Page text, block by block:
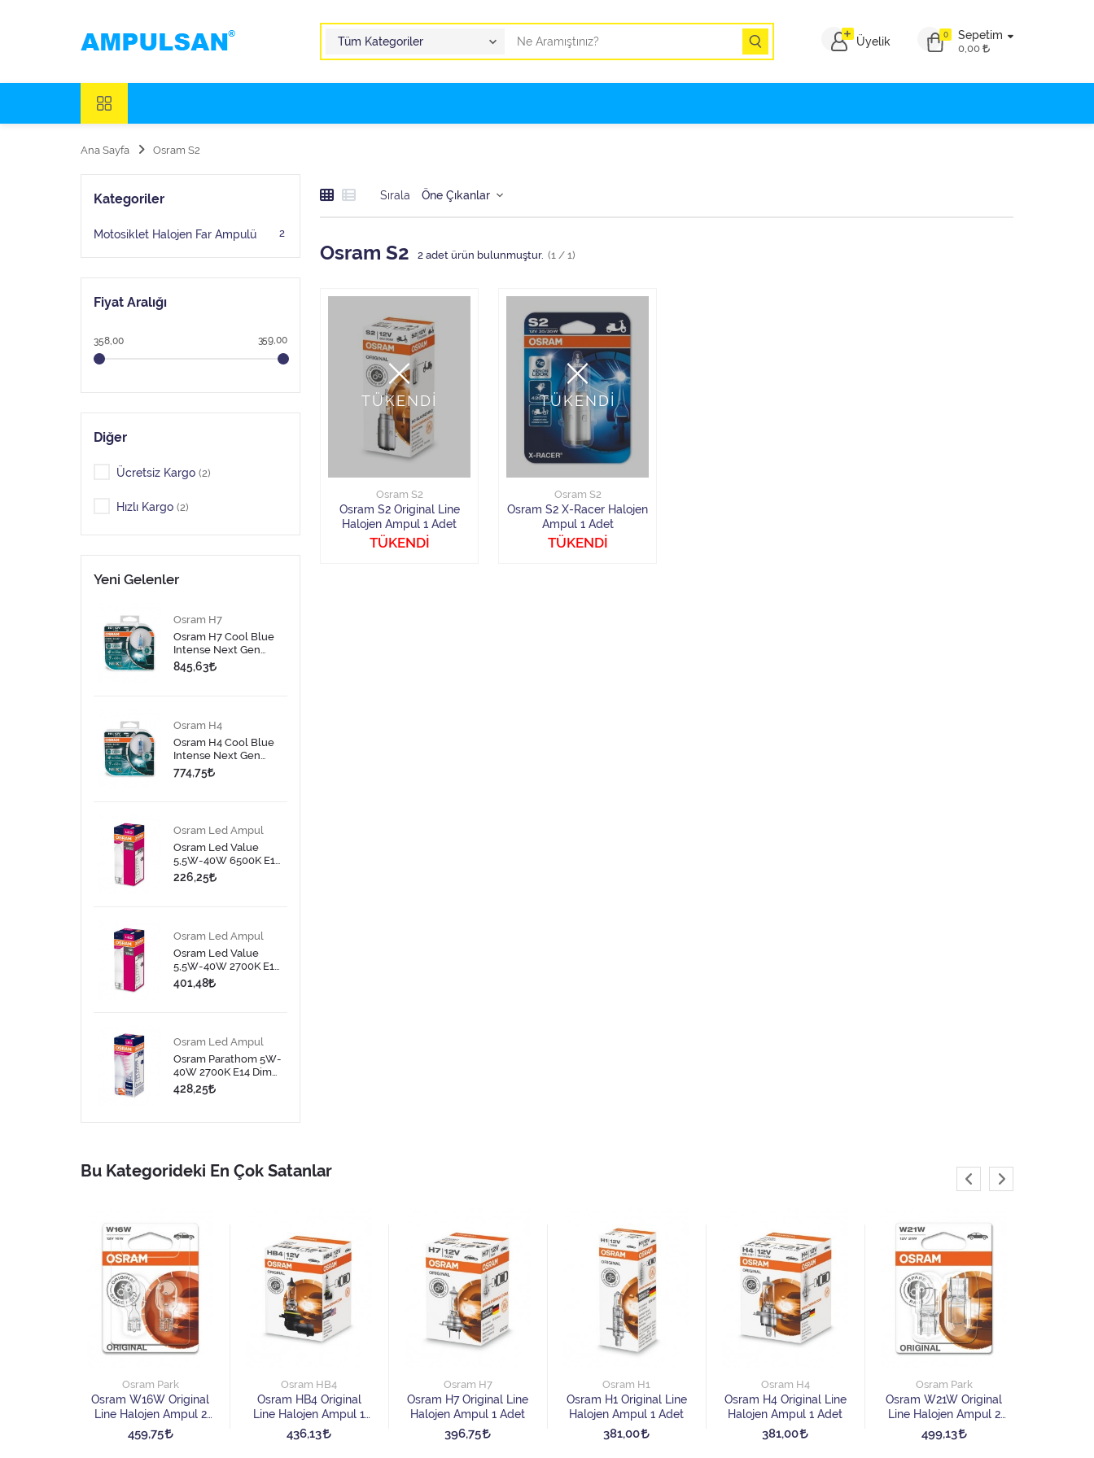
0 Sepetim
0,00
Üyelik
Ana Sayfa Osram S2
Sırala
Osram S2 2 adet ürün bulunmuştur. (1 / 1)
TÜKENDİ
Osram S2
Osram S2 Original Line
Halojen Ampul 1 Adet
TÜKENDİ
TÜKENDİ
Osram S2
Osram S2 X-Racer Halojen
Ampul 1 Adet
TÜKENDİ
Kategoriler
Motosiklet Halojen Far Ampulü 2
Fiyat Aralığı
358,00 359,00
Diğer
Ücretsiz Kargo (2)
Hızlı Kargo (2)
Yeni Gelenler
Osram H7
Osram H7 Cool Blue
Intense Next Gen
Halojen Ampul 2 Adet
845,63
Osram H4
Osram H4 Cool Blue
Intense Next Gen
Halojen Ampul 2 Adet
774,75
Osram Led Ampul
Osram Led Value
5,5W-40W 6500K E14
Led Ampul
226,25
Osram Led Ampul
Osram Led Value
5,5W-40W 2700K E14
Led Ampul
401,48
Osram Led Ampul
Osram Parathom 5W-
40W 2700K E14 Dim
Edilebilir Led Ampul
428,25
Bu Kategorideki En Çok Satanlar
Osram Park
Osram W16W Original
Line Halojen Ampul 2
Adet
459,75
Osram HB4
Osram HB4 Original
Line Halojen Ampul 1
Adet
436,13
Osram H7
Osram H7 Original Line
Halojen Ampul 1 Adet
396,75
Osram H1
Osram H1 Original Line
Halojen Ampul 1 Adet
381,00
Osram H4
Osram H4 Original Line
Halojen Ampul 1 Adet
381,00
Osram Park
Osram W21W Original
Line Halojen Ampul 2
Adet
499,13